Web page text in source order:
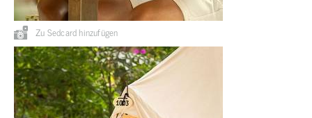
Zu Sedcard hinzufügen